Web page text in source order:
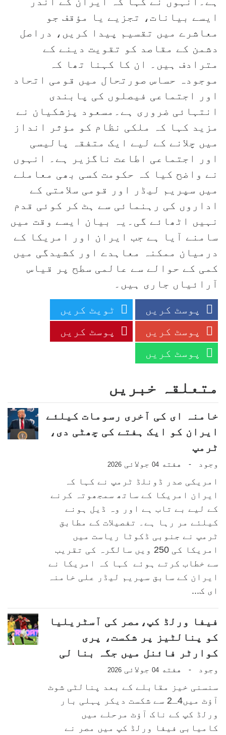
ایسے بیانات، تجزیے یا مؤقف جو
معاشرے میں تقسیم پیدا کریں، دراصل
دشمن کے مقاصد کو تقویت دینے کے
مترادف ہیں۔ ان کا کہنا تھا کہ
موجودہ حساس صورتحال میں قومی اتحاد
اور اجتماعی فیصلوں کی پابندی
انتہائی ضروری ہے۔مسعود پزشکیان نے
مزید کہا کہ ملکی نظام کو مؤثر انداز
میں چلانے کے لیے ایک متفقہ پالیسی
اور اجتماعی اطاعت ناگزیر ہے۔ انہوں
نے واضح کیا کہ حکومت کسی بھی معاملے
میں سپریم لیڈر اور قومی سلامتی کے
اداروں کی رہنمائی سے ہٹ کر کوئی قدم
نہیں اٹھائے گی۔یہ بیان ایسے وقت میں
سامنے آیا ہے جب ایران اور امریکا کے
درمیان ممکنہ معاہدے اور کشیدگی میں
کمی کے حوالے سے عالمی سطح پر قیاس
آرائیاں جاری ہیں۔
پوسٹ کریں
ٹویٹ کریں
پوسٹ کریں
پوسٹ کریں
پوسٹ کریں
متعلقہ خبریں
خامنہ ای کی آخری رسومات کیلئے
ایران کو ایک ہفتے کی چھٹی دی،
ٹرمپ
وجود - هفته 04 جولائی 2026
امریکی صدر ڈونلڈ ٹرمپ نے کہا کہ
ایران امریکا کے ساتھ سمجھوتہ کرنے
کے لیے بے تاب ہے اور وہ ڈیل ہونے
کیلئے مر رہا ہے۔ تفصیلات کے مطابق
ٹرمپ نے جنوبی ڈکوٹا ریاست میں
امریکا کی 250 ویں سالگرہ کی تقریب
سے خطاب کرتے ہوئے کہا کہ امریکا نے
ایران کے سابق سپریم لیڈر علی خامنہ
ای ک...
فیفا ورلڈ کپ،مصر کی آسٹریلیا
کو پنالٹیز پر شکست، پری
کوارٹر فائنل میں جگہ بنا لی
وجود - هفته 04 جولائی 2026
سنسنی خیز مقابلے کے بعد پنالٹی شوٹ
آؤٹ میں4ـ2 سے شکست دیکر پہلی بار
ورلڈ کپ کے ناک آؤٹ مرحلے میں
کامیابی فیفا ورلڈ کپ میں مصر نے